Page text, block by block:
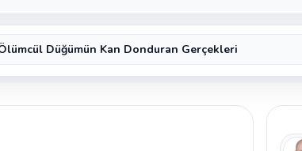
Ölümcül Düğümün Kan Donduran Gerçekleri